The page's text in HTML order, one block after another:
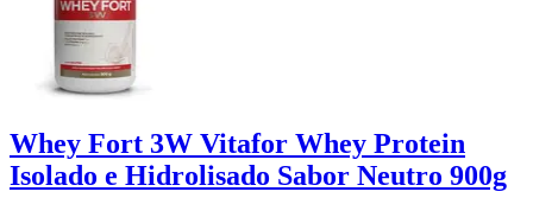
Whey Fort 3W Vitafor Whey Protein
Isolado e Hidrolisado Sabor Neutro 900g